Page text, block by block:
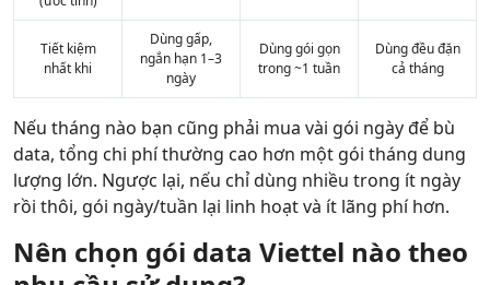
Tiết kiệm
nhất khi
Dùng gấp,
ngắn hạn 1–3
ngày
Dùng gói gọn
trong ~1 tuần
Dùng đều đặn
cả tháng
Nếu tháng nào bạn cũng phải mua vài gói ngày để bù
data, tổng chi phí thường cao hơn một gói tháng dung
lượng lớn. Ngược lại, nếu chỉ dùng nhiều trong ít ngày
rồi thôi, gói ngày/tuần lại linh hoạt và ít lãng phí hơn.
Nên chọn gói data Viettel nào theo